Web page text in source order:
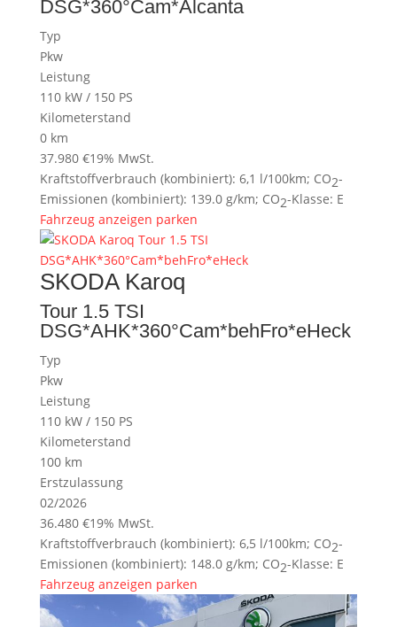
DSG*360°Cam*Alcanta
Typ
Pkw
Leistung
110 kW / 150 PS
Kilometerstand
0 km
37.980 €19% MwSt.
Kraftstoffverbrauch (kombiniert): 6,1 l/100km; CO2-
Emissionen (kombiniert): 139.0 g/km; CO2-Klasse: E
Fahrzeug anzeigen parken
SKODA Karoq
Tour 1.5 TSI
DSG*AHK*360°Cam*behFro*eHeck
Typ
Pkw
Leistung
110 kW / 150 PS
Kilometerstand
100 km
Erstzulassung
02/2026
36.480 €19% MwSt.
Kraftstoffverbrauch (kombiniert): 6,5 l/100km; CO2-
Emissionen (kombiniert): 148.0 g/km; CO2-Klasse: E
Fahrzeug anzeigen parken